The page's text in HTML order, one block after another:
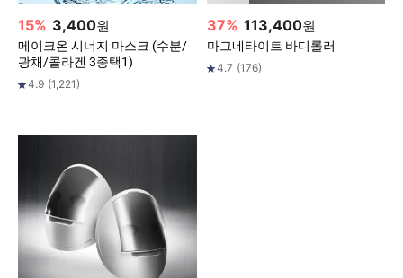
15% 3,400원
메이크온 시너지 마스크 (수분/
광채/콜라겐 3종택1)
4.9 (1,221)
37% 113,400원
마그네타이트 바디롤러
4.7 (176)